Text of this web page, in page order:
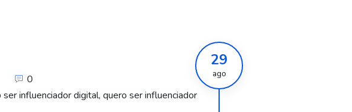
0
29
ago
ser influenciador digital, quero ser influenciador